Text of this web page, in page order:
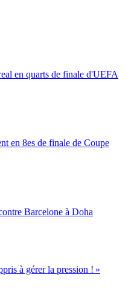
en quarts de finale d'UEFA
en 8es de finale de Coupe
Barcelone à Doha
à gérer la pression ! »